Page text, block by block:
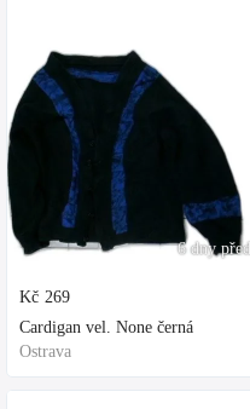
6 dny před
Kč 269
Cardigan vel. None černá
Ostrava